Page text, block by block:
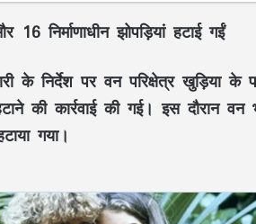
16 निर्माणाधीन झोपड़ियां हटाई गईं
के निर्देश पर वन परिक्षेत्र
की कार्रवाई की गई। इस दौरान वन
गया।